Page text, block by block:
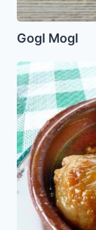
Gogl Mogl
Cebollas
Rellenas